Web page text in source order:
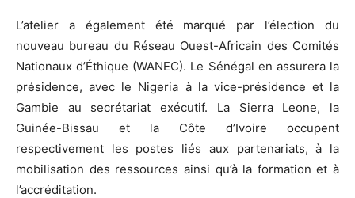
L’atelier a également été marqué par l’élection du
nouveau bureau du Réseau Ouest-Africain des Comités
Nationaux d’Éthique (WANEC). Le Sénégal en assurera la
présidence, avec le Nigeria à la vice-présidence et la
Gambie au secrétariat exécutif. La Sierra Leone, la
Guinée-Bissau et la Côte d’Ivoire occupent
respectivement les postes liés aux partenariats, à la
mobilisation des ressources ainsi qu’à la formation et à
l’accréditation.